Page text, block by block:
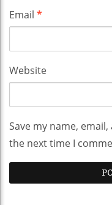
Email *
Website
Save my name,
the next time I